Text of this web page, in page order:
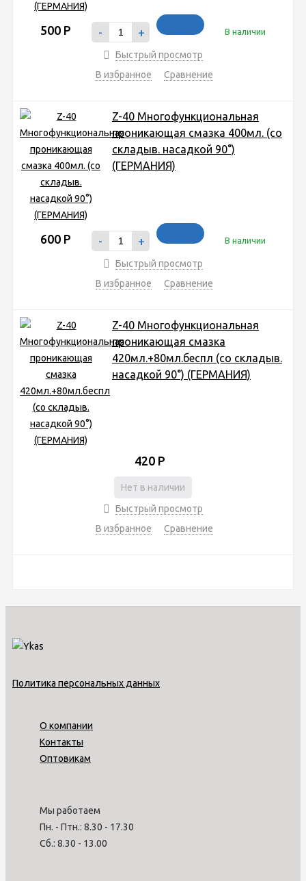
500 Р - + В наличии
Быстрый просмотр
В избранное
Сравнение
Z-40 Многофункциональная
проникающая смазка 400мл. (со
складыв. насадкой 90°)
(ГЕРМАНИЯ)
600 Р - + В наличии
Быстрый просмотр
В избранное
Сравнение
Z-40 Многофункциональная
проникающая смазка
420мл.+80мл.беспл (со складыв.
насадкой 90°) (ГЕРМАНИЯ)
420 Р
Нет в наличии
Быстрый просмотр
В избранное
Сравнение
Политика персональных данных
О компании
Контакты
Оптовикам
Мы работаем
Пн. - Птн.: 8.30 - 17.30
Сб.: 8.30 - 13.00